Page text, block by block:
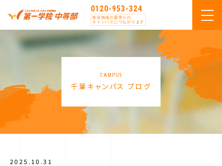
0120-953-324
発信地域の最寄りの
キャンパスにつながります
CAMPUS
千葉キャンパス ブログ
2025.10.31